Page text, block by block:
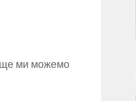
ще ми можемо